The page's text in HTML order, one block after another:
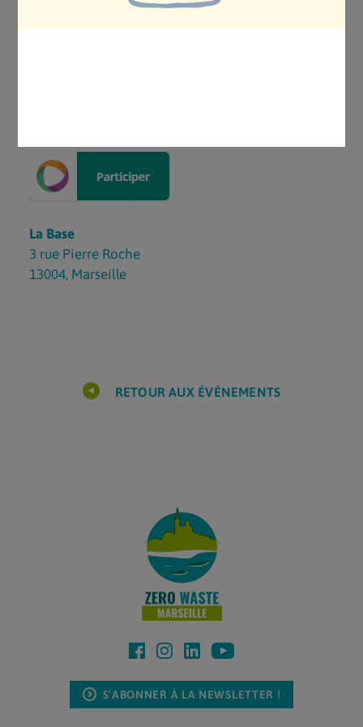
Cette formation est également accessibles aux
bénévoles des associations de sensibilisation à la
La Base
3 rue Pierre Roche
13004, Marseille
RETOUR AUX ÉVÉNEMENTS
S'ABONNER À LA NEWSLETTER !